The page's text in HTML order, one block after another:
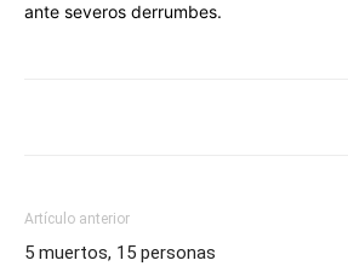
ante severos derrumbes.
Artículo anterior
5 muertos, 15 personas